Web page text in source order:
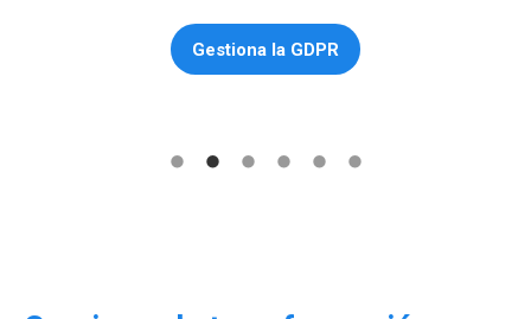
Gestiona la GDPR